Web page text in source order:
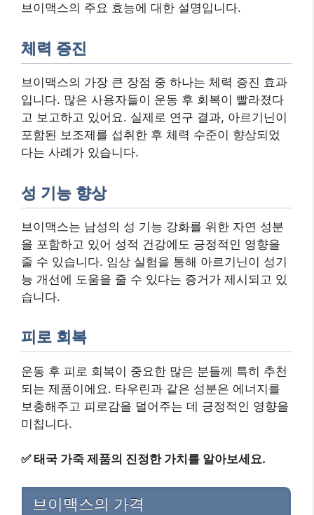
브이맥스의 주요 효능에 대한 설명입니다.
체력 증진
브이맥스의 가장 큰 장점 중 하나는 체력 증진 효과
입니다. 많은 사용자들이 운동 후 회복이 빨라졌다
고 보고하고 있어요. 실제로 연구 결과, 아르기닌이
포함된 보조제를 섭취한 후 체력 수준이 향상되었
다는 사례가 있습니다.
성 기능 향상
브이맥스는 남성의 성 기능 강화를 위한 자연 성분
을 포함하고 있어 성적 건강에도 긍정적인 영향을
줄 수 있습니다. 임상 실험을 통해 아르기닌이 성기
능 개선에 도움을 줄 수 있다는 증거가 제시되고 있
습니다.
피로 회복
운동 후 피로 회복이 중요한 많은 분들께 특히 추천
되는 제품이에요. 타우린과 같은 성분은 에너지를
보충해주고 피로감을 덜어주는 데 긍정적인 영향을
미칩니다.
✅태국 가죽 제품의 진정한 가치를 알아보세요.
브이맥스의 가격